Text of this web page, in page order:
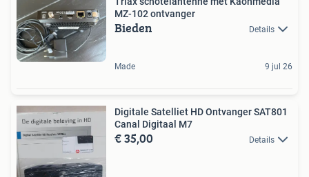
MZ-102 ontvanger
Bieden Details
Made 9 jul 26
Digitale Satelliet HD Ontvanger SAT801
Canal Digitaal M7
€ 35,00 Details